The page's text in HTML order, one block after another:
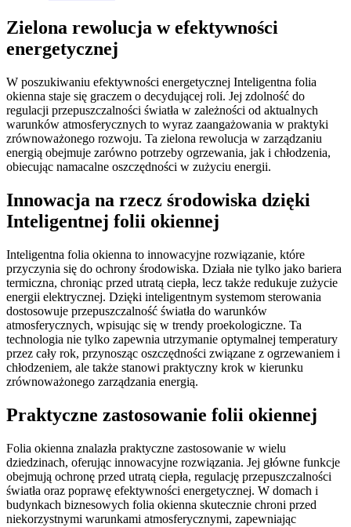
Zielona rewolucja w efektywności
energetycznej
W poszukiwaniu efektywności energetycznej Inteligentna folia
okienna staje się graczem o decydującej roli. Jej zdolność do
regulacji przepuszczalności światła w zależności od aktualnych
warunków atmosferycznych to wyraz zaangażowania w praktyki
zrównoważonego rozwoju. Ta zielona rewolucja w zarządzaniu
energią obejmuje zarówno potrzeby ogrzewania, jak i chłodzenia,
obiecując namacalne oszczędności w zużyciu energii.
Innowacja na rzecz środowiska dzięki
Inteligentnej folii okiennej
Inteligentna folia okienna to innowacyjne rozwiązanie, które
przyczynia się do ochrony środowiska. Działa nie tylko jako bariera
termiczna, chroniąc przed utratą ciepła, lecz także redukuje zużycie
energii elektrycznej. Dzięki inteligentnym systemom sterowania
dostosowuje przepuszczalność światła do warunków
atmosferycznych, wpisując się w trendy proekologiczne. Ta
technologia nie tylko zapewnia utrzymanie optymalnej temperatury
przez cały rok, przynosząc oszczędności związane z ogrzewaniem i
chłodzeniem, ale także stanowi praktyczny krok w kierunku
zrównoważonego zarządzania energią.
Praktyczne zastosowanie folii okiennej
Folia okienna znalazła praktyczne zastosowanie w wielu
dziedzinach, oferując innowacyjne rozwiązania. Jej główne funkcje
obejmują ochronę przed utratą ciepła, regulację przepuszczalności
światła oraz poprawę efektywności energetycznej. W domach i
budynkach biznesowych folia okienna skutecznie chroni przed
niekorzystnymi warunkami atmosferycznymi, zapewniając